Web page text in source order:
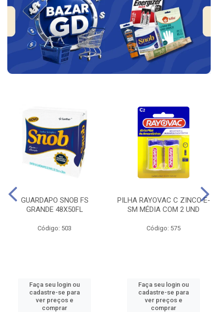
GUARDAPO SNOB FS
GRANDE 48X50FL
Código: 503
Faça seu login ou
cadastre-se para
ver preços e
comprar
PILHA RAYOVAC C ZINCO E-
SM MÉDIA COM 2 UND
Código: 575
Faça seu login ou
cadastre-se para
ver preços e
comprar